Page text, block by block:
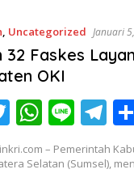
A
p
p
a
m
, Uncategorized Januari
32 Faskes
OKI
T
w
itt
W
h
at
Li
n
e
T
el
e
– Pemerintah
Selatan (Sumsel),